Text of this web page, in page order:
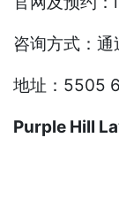
咨询方式：
地址：5505
Purple Hill